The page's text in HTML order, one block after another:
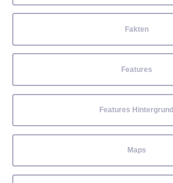
Fakten
Features
Features Hintergrund
Maps